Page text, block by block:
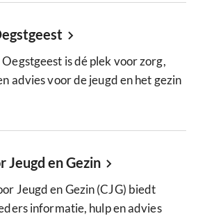
is dé plek voor zorg,
advies voor de jeugd en het gezin
Jeugd en Gezin
Jeugd en Gezin (CJG) biedt
informatie, hulp en advies